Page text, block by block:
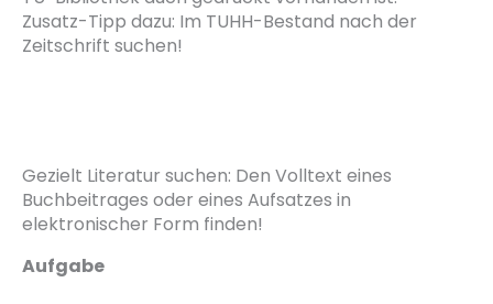
Zusatz-Tipp dazu: Im TUHH-Bestand nach der
Zeitschrift suchen!
Gezielt Literatur suchen: Den Volltext eines
Buchbeitrages oder eines Aufsatzes in
elektronischer Form finden!
Aufgabe